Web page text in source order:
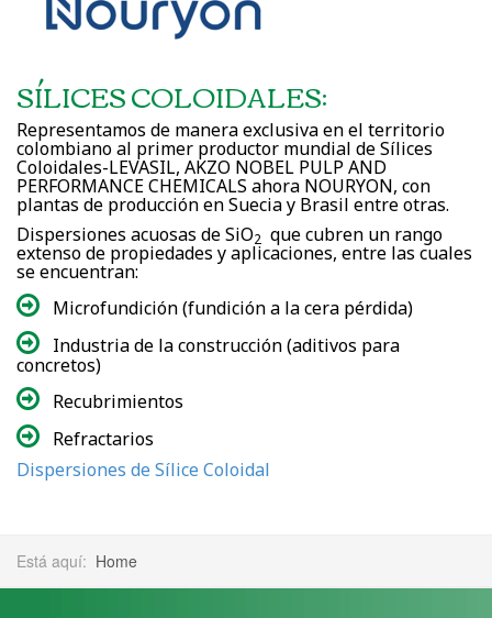
SÍLICES COLOIDALES:
Representamos de manera exclusiva en el territorio
colombiano al primer productor mundial de Sílices
Coloidales-LEVASIL, AKZO NOBEL PULP AND
PERFORMANCE CHEMICALS ahora NOURYON, con
plantas de producción en Suecia y Brasil entre otras.
Dispersiones acuosas de SiO2 que cubren un rango
extenso de propiedades y aplicaciones, entre las cuales
se encuentran:
Microfundición (fundición a la cera pérdida)
Industria de la construcción (aditivos para
concretos)
Recubrimientos
Refractarios
Dispersiones de Sílice Coloidal
Está aquí: Home